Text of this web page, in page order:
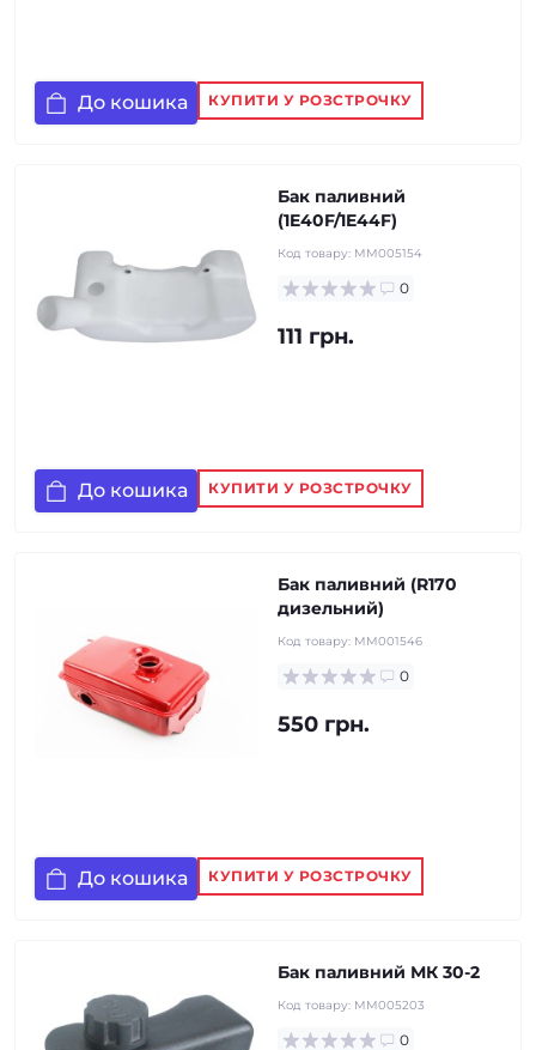
До кошика КУПИТИ У РОЗСТРОЧКУ
Бак паливний
(1E40F/1E44F)
Код товару: MM005154
0
111 грн.
До кошика КУПИТИ У РОЗСТРОЧКУ
Бак паливний (R170
дизельний)
Код товару: MM001546
0
550 грн.
До кошика КУПИТИ У РОЗСТРОЧКУ
Бак паливний МК 30-2
Код товару: MM005203
0